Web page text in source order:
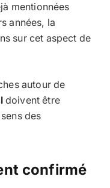
mentionnées
années, la
sur cet aspect de
autour de
doivent être
des
confirmé